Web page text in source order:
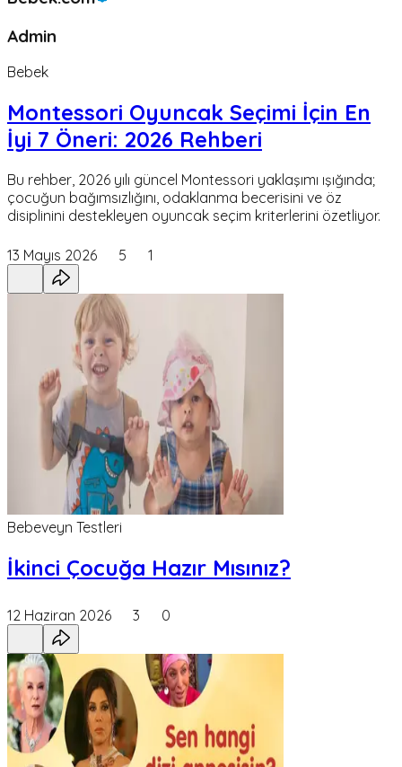
Admin
Bebek
Montessori Oyuncak Seçimi İçin En
İyi 7 Öneri: 2026 Rehberi
Bu rehber, 2026 yılı güncel Montessori yaklaşımı ışığında;
çocuğun bağımsızlığını, odaklanma becerisini ve öz
disiplinini destekleyen oyuncak seçim kriterlerini özetliyor.
13 Mayıs 2026 5 1
Bebeveyn Testleri
İkinci Çocuğa Hazır Mısınız?
12 Haziran 2026 3 0